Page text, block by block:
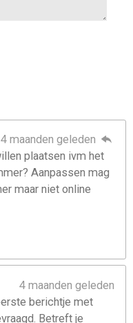
4 maanden geleden
plaatsen ivm het
Aanpassen mag
maar niet online
4 maanden geleden
berichtje met
Betreft je